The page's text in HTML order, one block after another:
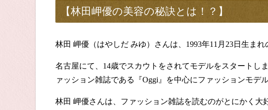
【林田岬優の美容の秘訣とは！？】
林田 岬優（はやしだ みゆ）さんは、 1993年11 月 23日生まれ
名古屋にて、 14歳でスカウトをされてモデルをスタートしま
ァッション雑誌である『Oggi 』を中心にファッションモデ
林田 岬優さんは、ファッション雑誌を読むのがとにかく大